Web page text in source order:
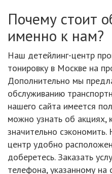
Почему стоит
именно к нам?
Наш детейлинг-центр
тонировку в Москве на
Дополнительно мы
обслуживанию
нашего сайта имеется
можно узнать об акциях,
значительно
центр удобно
доберетесь. Заказать
телефона, указанному на